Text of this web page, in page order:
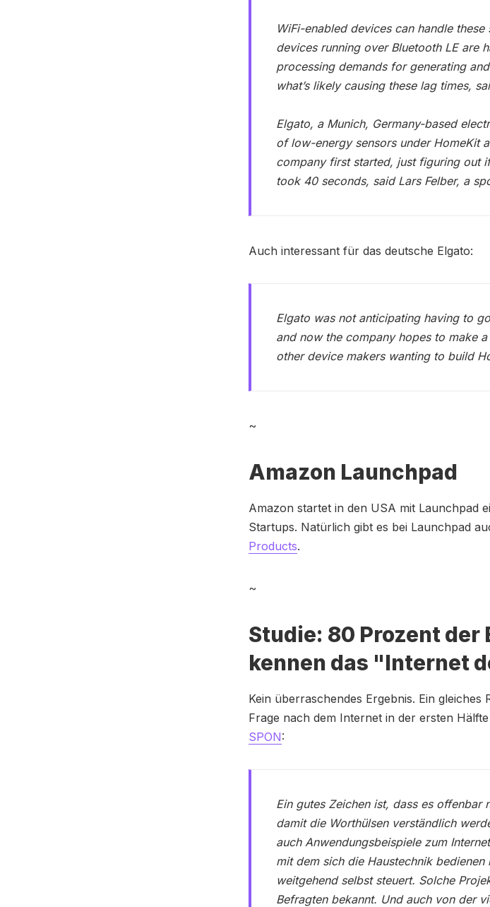
WiFi-enabled devices can handle
devices running over Bluetooth LE are
processing demands for generating
what’s likely causing these lag times,
Elgato, a Munich, Germany-based
of low-energy sensors under HomeKit
company first started, just figuring out
took 40 seconds, said Lars Felber, a
Auch interessant für das deutsche Elgato:
Elgato was not anticipating having to
and now the company hopes to make
other device makers wanting to build
~
Amazon Launchpad
Amazon startet in den USA mit Launchpad
Startups. Natürlich gibt es bei Launchpad
Products.
~
Studie: 80 Prozent der
kennen das "Internet
Kein überraschendes Ergebnis. Ein
Frage nach dem Internet in der ersten
SPON:
Ein gutes Zeichen ist, dass es offenbar
damit die Worthülsen verständlich
auch Anwendungsbeispiele zum
mit dem sich die Haustechnik
weitgehend selbst steuert. Solche
Befragten bekannt. Und auch von der